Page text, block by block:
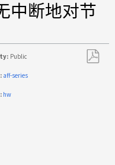
中断地对节
Public
aff-series
hw